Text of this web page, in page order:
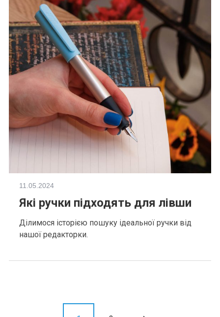
11.05.2024
Які ручки підходять для лівши
Ділимося історією пошуку ідеальної ручки від
нашої редакторки.